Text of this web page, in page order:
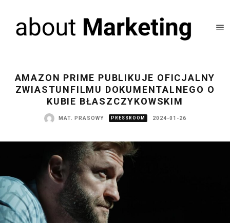
AMAZON PRIME PUBLIKUJE OFICJALNY
ZWIASTUNFILMU DOKUMENTALNEGO O
KUBIE BŁASZCZYKOWSKIM
MAT. PRASOWY PRESSROOM 2024-01-26